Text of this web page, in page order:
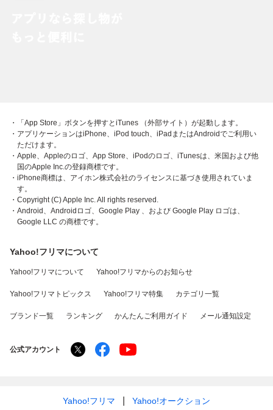
・「App Store」ボタンを押すとiTunes （外部サイト）が起動します。
・アプリケーションはiPhone、iPod touch、iPadまたはAndroidでご利用い
ただけます。
・Apple、Appleのロゴ、App Store、iPodのロゴ、iTunesは、米国および他
国のApple Inc.の登録商標です。
・iPhone商標は、アイホン株式会社のライセンスに基づき使用されていま
す。
・Copyright (C) Apple Inc. All rights reserved.
・Android、Androidロゴ、Google Play 、および Google Play ロゴは、
Google LLC の商標です。
Yahoo!フリマについて
Yahoo!フリマについて Yahoo!フリマからのお知らせ
Yahoo!フリマトピックス Yahoo!フリマ特集 カテゴリ一覧
ブランド一覧 ランキング かんたんご利用ガイド メール通知設定
公式アカウント
Yahoo!フリマ Yahoo!オークション